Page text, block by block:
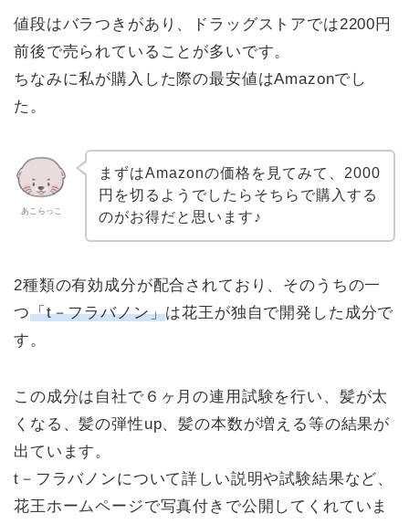
値段はバラつきがあり、ドラッグストアでは2200円
前後で売られていることが多いです。
ちなみに私が購入した際の最安値はAmazonでし
た。
あこらっこ
まずはAmazonの価格を見てみて、2000
円を切るようでしたらそちらで購入する
のがお得だと思います♪
2種類の有効成分が配合されており、そのうちの一
つ「t－フラバノン」は花王が独自で開発した成分で
す。
この成分は自社で６ヶ月の連用試験を行い、髪が太
くなる、髪の弾性up、髪の本数が増える等の結果が
出ています。
t－フラバノンについて詳しい説明や試験結果など、
花王ホームページで写真付きで公開してくれていま